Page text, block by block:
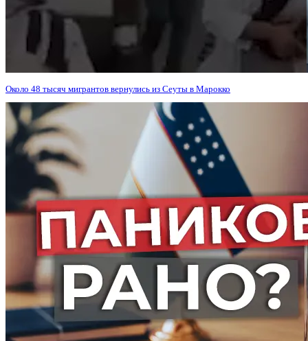
Около 48 тысяч мигрантов вернулись из Сеуты в Марокко